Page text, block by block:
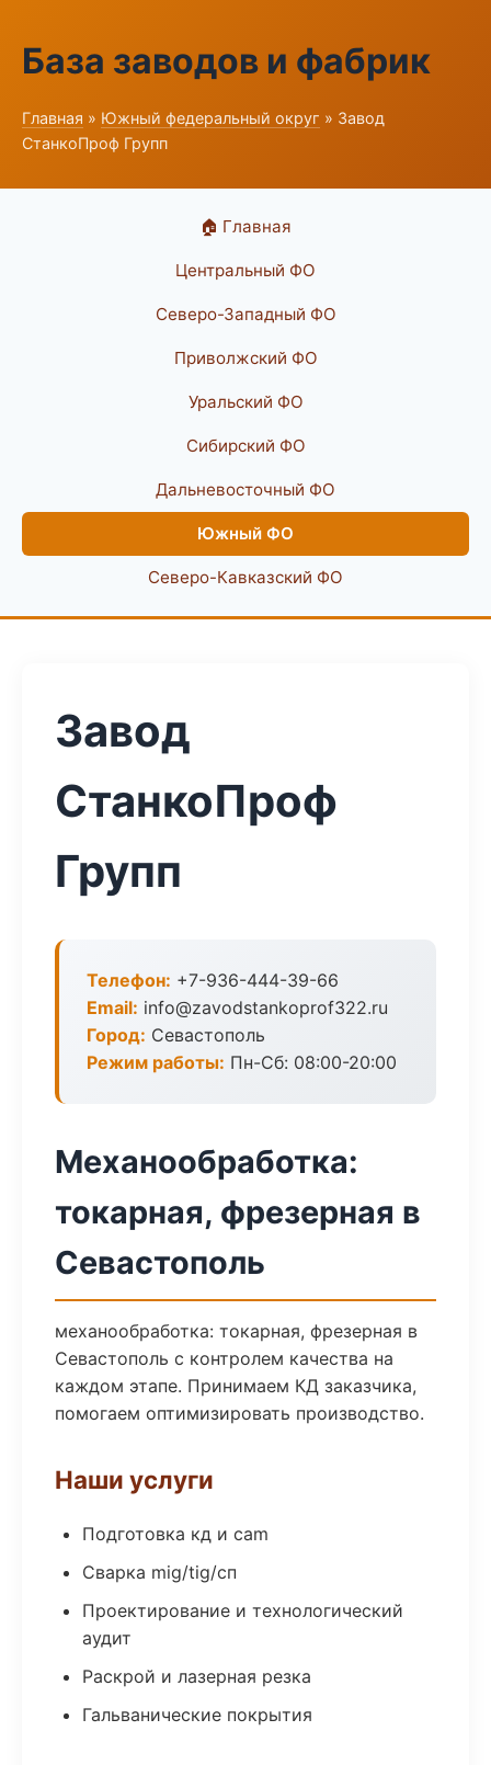
База заводов и фабрик
Главная » Южный федеральный округ » Завод
СтанкоПроф Групп
🏠 Главная
Центральный ФО
Северо-Западный ФО
Приволжский ФО
Уральский ФО
Сибирский ФО
Дальневосточный ФО
Южный ФО
Северо-Кавказский ФО
Завод
СтанкоПроф
Групп
Телефон: +7-936-444-39-66
Email: info@zavodstankoprof322.ru
Город: Севастополь
Режим работы: Пн-Сб: 08:00-20:00
Механообработка:
токарная, фрезерная в
Севастополь
механообработка: токарная, фрезерная в
Севастополь с контролем качества на
каждом этапе. Принимаем КД заказчика,
помогаем оптимизировать производство.
Наши услуги
Подготовка кд и cam
Сварка mig/tig/сп
Проектирование и технологический
аудит
Раскрой и лазерная резка
Гальванические покрытия